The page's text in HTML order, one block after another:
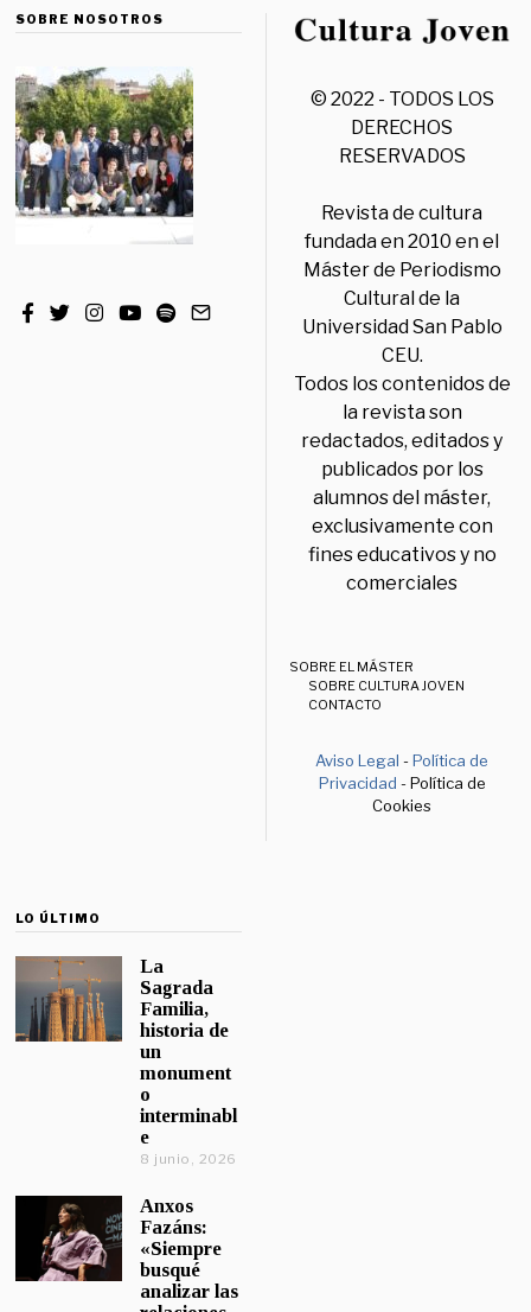
SOBRE NOSOTROS
© 2022 - TODOS LOS
DERECHOS
RESERVADOS
Revista de cultura
fundada en 2010 en el
Máster de Periodismo
Cultural de la
Universidad San Pablo
CEU.
Todos los contenidos de
la revista son
redactados, editados y
publicados por los
alumnos del máster,
exclusivamente con
fines educativos y no
comerciales
SOBRE EL MÁSTER
SOBRE CULTURA JOVEN
CONTACTO
Aviso Legal -Política de
Privacidad - Política de
Cookies
LO ÚLTIMO
La
Sagrada
Familia,
historia de
un
monument
o
interminabl
e
8 junio, 2026
Anxos
Fazáns:
«Siempre
busqué
analizar las